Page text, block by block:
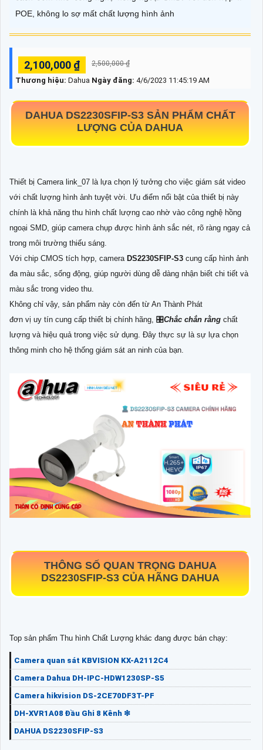
POE, không lo sợ mất chất lượng hình ảnh
2,100,000 ₫ 2,500,000 ₫
Thương hiệu: Dahua Ngày đăng: 4/6/2023 11:45:19 AM
DAHUA DS2230SFIP-S3 SẢN PHẨM CHẤT
LƯỢNG CỦA DAHUA
Thiết bị Camera link_07 là lựa chọn lý tưởng cho việc giám sát video
với chất lượng hình ảnh tuyệt vời. Ưu điểm nổi bật của thiết bị này
chính là khả năng thu hình chất lượng cao nhờ vào công nghệ hồng
ngoại SMD, giúp camera chụp được hình ảnh sắc nét, rõ ràng ngay cả
trong môi trường thiếu sáng.
Với chip CMOS tích hợp, camera DS2230SFIP-S3 cung cấp hình ảnh
đa màu sắc, sống động, giúp người dùng dễ dàng nhận biết chi tiết và
màu sắc trong video thu.
Không chỉ vậy, sản phẩm này còn đến từ An Thành Phát
đơn vị uy tín cung cấp thiết bị chính hãng, 🎛Chắc chắn rằng chất
lượng và hiệu quả trong việc sử dụng. Đây thực sự là sự lựa chọn
thông minh cho hệ thống giám sát an ninh của bạn.
THÔNG SỐ QUAN TRỌNG DAHUA
DS2230SFIP-S3 CỦA HÃNG DAHUA
Top sản phẩm Thu hình Chất Lượng khác đang được bán chạy:
Camera quan sát KBVISION KX-A2112C4
Camera Dahua DH-IPC-HDW1230SP-S5
Camera hikvision DS-2CE70DF3T-PF
DH-XVR1A08 Đầu Ghi 8 Kênh ❇
DAHUA DS2230SFIP-S3